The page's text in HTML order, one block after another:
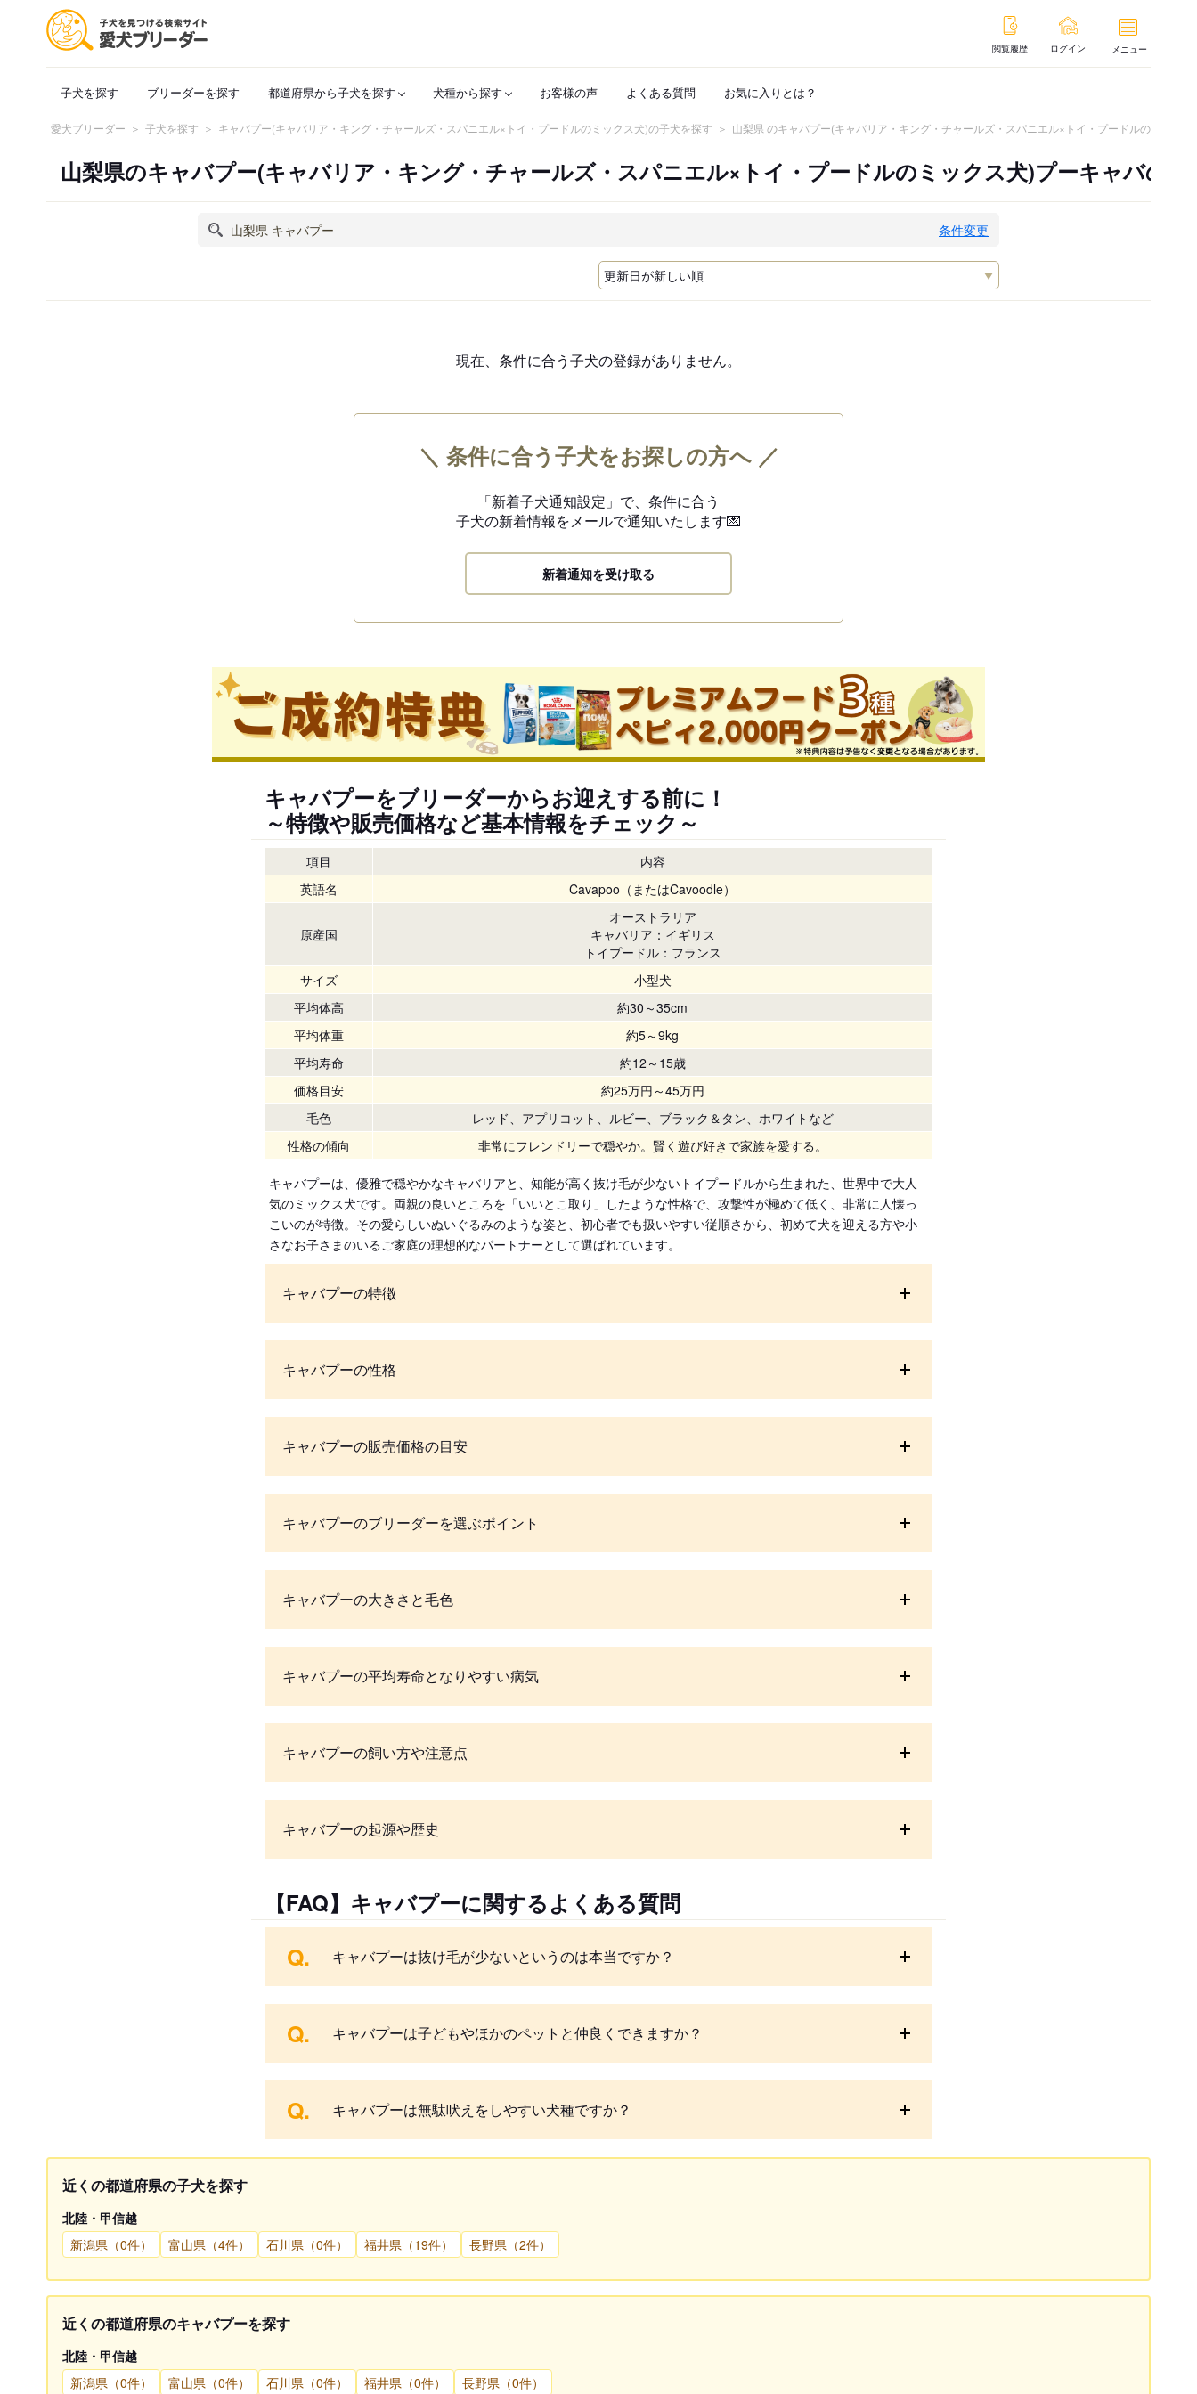
閲覧履歴 ログイン メニュー
子犬を探す ブリーダーを探す 都道府県から子犬を探す 犬種から探す お客様の声 よくある質問 お気に入りとは？
愛犬ブリーダー 子犬を探す キャバプー(キャバリア・キング・チャールズ・スパニエル×トイ・プードルのミックス犬)の子犬を探す 山梨県 のキャバプー(キャバリア・キング・チャールズ・スパニエル×トイ・プードルのミック
山梨県のキャバプー(キャバリア・キング・チャールズ・スパニエル×トイ・プードルのミックス犬)プーキャバの子
条件変更
現在、条件に合う子犬の登録がありません。
＼ 条件に合う子犬をお探しの方へ ／
「新着子犬通知設定」で、 条件に合う
子犬の新着情報をメールで通知いたします💌
新着通知を受け取る
キャバプーをブリーダーからお迎えする前に！
～特徴や販売価格など基本情報をチェック～
項目
内容
英語名
Cavapoo（またはCavoodle）
原産国
オーストラリア
キャバリア：イギリス
トイプードル：フランス
サイズ
小型犬
平均体高
約30～35cm
平均体重
約5～9kg
平均寿命
約12～15歳
価格目安
約25万円～45万円
毛色
レッド、アプリコット、ルビー、ブラック＆タン、ホワイトなど
性格の傾向
非常にフレンドリーで穏やか。賢く遊び好きで家族を愛する。
キャバプーは、優雅で穏やかなキャバリアと、知能が高く抜け毛が少ないトイプードルから生まれた、世界中で大人
気のミックス犬です。両親の良いところを「いいとこ取り」したような性格で、攻撃性が極めて低く、非常に人懐っ
こいのが特徴。その愛らしいぬいぐるみのような姿と、初心者でも扱いやすい従順さから、初めて犬を迎える方や小
さなお子さまのいるご家庭の理想的なパートナーとして選ばれています。
キャバプーの特徴
キャバプーの性格
キャバプーの販売価格の目安
キャバプーのブリーダーを選ぶポイント
キャバプーの大きさと毛色
キャバプーの平均寿命となりやすい病気
キャバプーの飼い方や注意点
キャバプーの起源や歴史
【FAQ】キャバプーに関するよくある質問
Q. キャバプーは抜け毛が少ないというのは本当ですか？
Q. キャバプーは子どもやほかのペットと仲良くできますか？
Q. キャバプーは無駄吠えをしやすい犬種ですか？
近くの都道府県の子犬を探す
北陸・甲信越
新潟県（0件）
富山県（4件） 石川県（0件） 福井県（19件） 長野県（2件）
近くの都道府県のキャバプーを探す
北陸・甲信越
新潟県（0件）
富山県（0件） 石川県（0件） 福井県（0件） 長野県（0件）